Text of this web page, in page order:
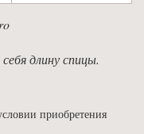
длину спицы.
приобретения